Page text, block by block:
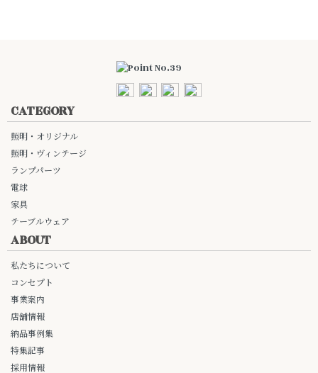
CATEGORY
照明・オリジナル
照明・ヴィンテージ
ランプパーツ
電球
家具
テーブルウェア
ABOUT
私たちについて
コンセプト
事業案内
店舗情報
納品事例集
特集記事
採用情報